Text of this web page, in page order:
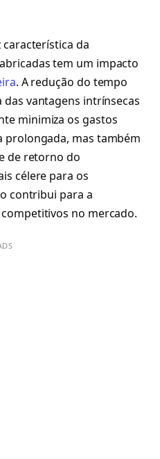
da
tem um impacto
. A redução do tempo
vantagens intrínsecas
minimiza os gastos
prolongada, mas também
de retorno do
célere para os
contribui para a
no mercado.